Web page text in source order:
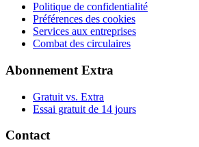
Politique de confidentialité
Préférences des cookies
Services aux entreprises
Combat des circulaires
Abonnement Extra
Gratuit vs. Extra
Essai gratuit de 14 jours
Contact